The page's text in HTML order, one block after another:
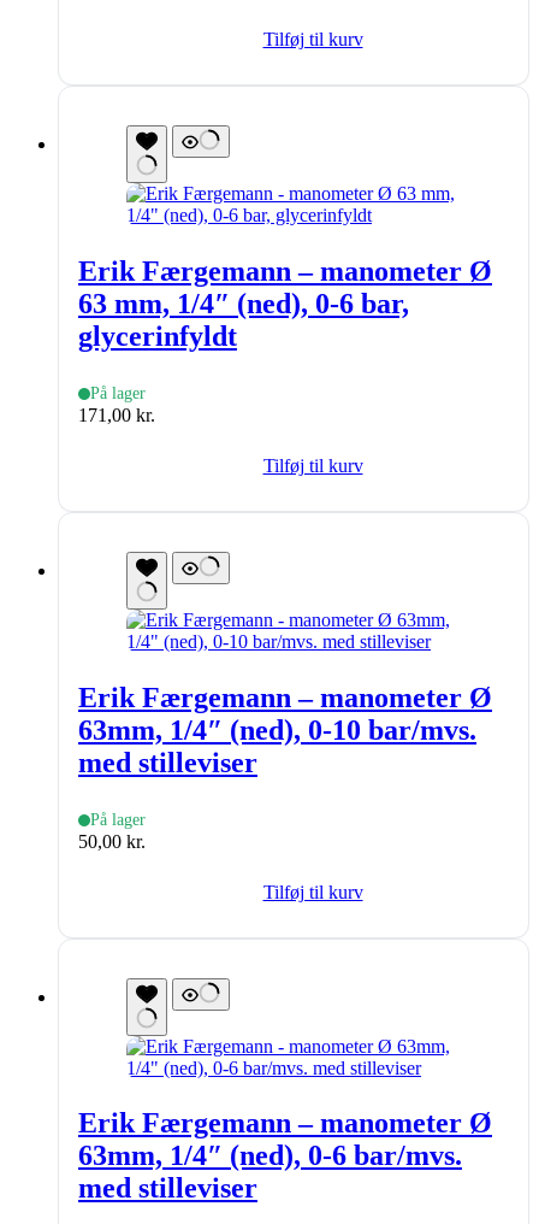
Tilføj til kurv
Erik Færgemann – manometer Ø
63 mm, 1/4″ (ned), 0-6 bar,
glycerinfyldt
På lager
171,00 kr.
Tilføj til kurv
Erik Færgemann – manometer Ø
63mm, 1/4″ (ned), 0-10 bar/mvs.
med stilleviser
På lager
50,00 kr.
Tilføj til kurv
Erik Færgemann – manometer Ø
63mm, 1/4″ (ned), 0-6 bar/mvs.
med stilleviser